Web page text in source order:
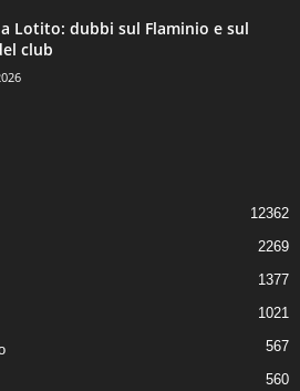
Lotito: dubbi sul Flaminio e sul
club
12362
2269
1377
1021
567
560